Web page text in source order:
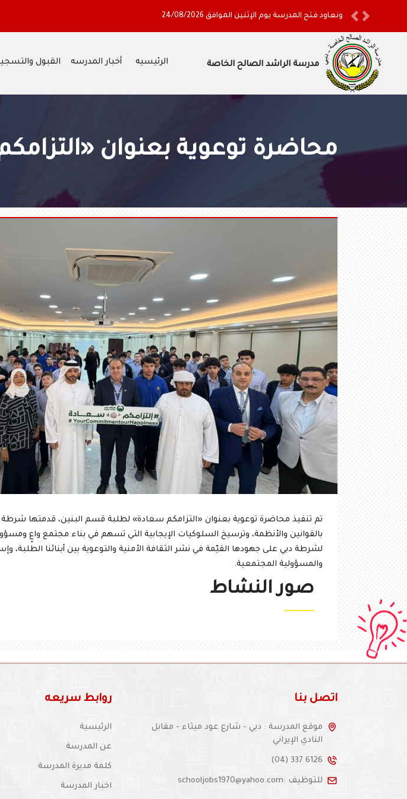
ونعاود فتح المدرسة يوم الإثنين الموافق 24/08/2026
PreviousNext
مدرسة الراشد الصالح الخاصة الرئيسيه أخبار المدرسه القبول
محاضرة توعوية بعنوان
تم تنفيذ محاضرة توعوية بعنوان «التزامكم سعادة» لطلبة قسم البنين، قدمتها شرطة
بالقوانين والأنظمة، وترسيخ السلوكيات الإيجابية التي تسهم في بناء مجتمع واعٍ
لشرطة دبي على جهودها القيّمة في نشر الثقافة الأمنية والتوعوية بين أبنائنا الطلبة،
والمسؤولية المجتمعية.
صور النشاط
اتصل بنا
موقع المدرسة : دبي - شارع عود ميثاء - مقابل
النادي الإيراني
(04) 337 6126
للتوظيف :schooljobs1970@yahoo.com
روابط سريعه
الرئيسية
عن المدرسة
كلمة مديرة المدرسة
اخبار المدرسة